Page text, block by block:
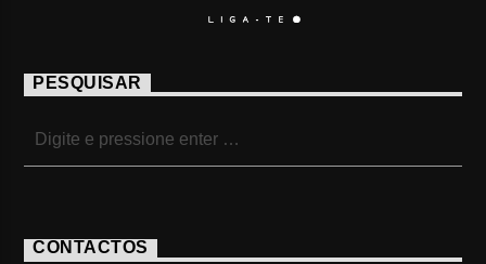
PESQUISAR
CONTACTOS